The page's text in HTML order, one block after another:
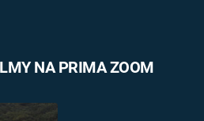
NA PRIMA ZOOM